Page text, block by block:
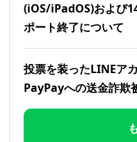
(iOS/iPadOS)および
ポート終了について
投票を装ったLINEア
PayPayへの送金詐欺